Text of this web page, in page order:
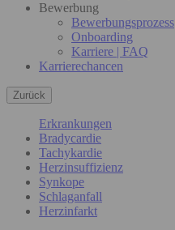
Bewerbung
Bewerbungsprozess
Onboarding
Karriere | FAQ
Karrierechancen
Zurück
Erkrankungen
Bradycardie
Tachykardie
Herzinsuffizienz
Synkope
Schlaganfall
Herzinfarkt